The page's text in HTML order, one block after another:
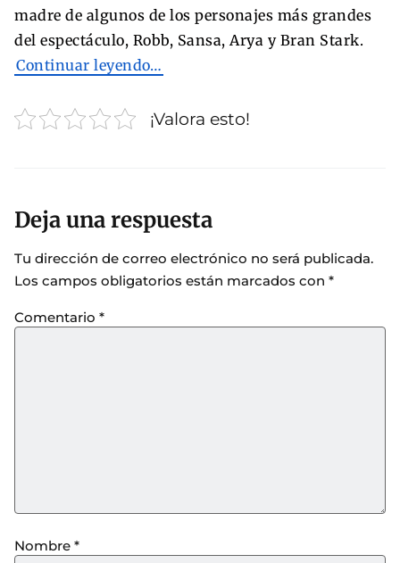
madre de algunos de los personajes más grandes
del espectáculo, Robb, Sansa, Arya y Bran Stark.
Continuar leyendo…
¡Valora esto!
Deja una respuesta
Tu dirección de correo electrónico no será publicada.
Los campos obligatorios están marcados con *
Comentario *
Nombre *